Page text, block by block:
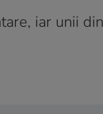
iar unii